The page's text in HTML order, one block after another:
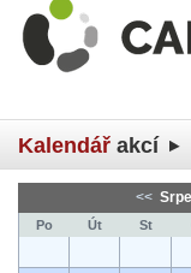
Kalendář akcí
<<
Po Út St